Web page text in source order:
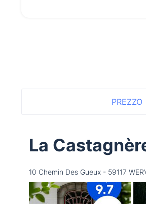
PREZZO
La
10 Chemin Des Gueux - 59117